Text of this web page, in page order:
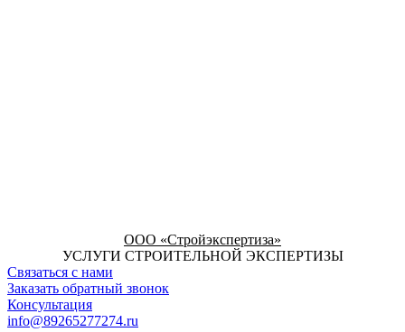
ООО «Стройэкспертиза»
УСЛУГИ СТРОИТЕЛЬНОЙ ЭКСПЕРТИЗЫ
Связаться с нами
Заказать обратный звонок
Консультация
info@89265277274.ru